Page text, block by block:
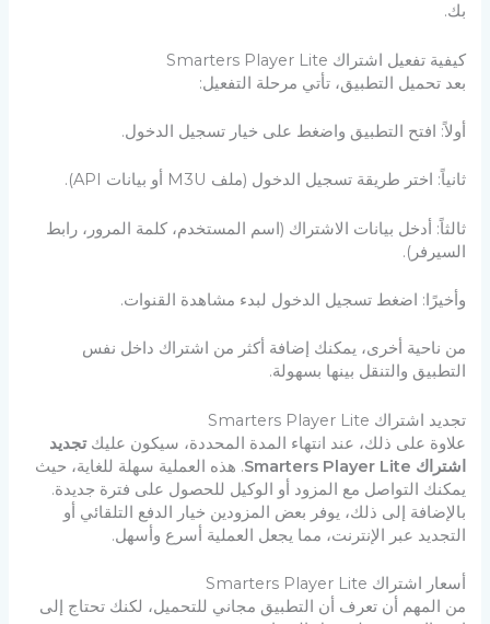
بك.
كيفية تفعيل اشتراك Smarters Player Lite
بعد تحميل التطبيق، تأتي مرحلة التفعيل:
أولاً: افتح التطبيق واضغط على خيار تسجيل الدخول.
ثانياً: اختر طريقة تسجيل الدخول (ملف M3U أو بيانات API).
ثالثاً: أدخل بيانات الاشتراك (اسم المستخدم، كلمة المرور، رابط
السيرفر).
وأخيرًا: اضغط تسجيل الدخول لبدء مشاهدة القنوات.
من ناحية أخرى، يمكنك إضافة أكثر من اشتراك داخل نفس
التطبيق والتنقل بينها بسهولة.
تجديد اشتراك Smarters Player Lite
علاوة على ذلك، عند انتهاء المدة المحددة، سيكون عليكتجديد
اشتراك Smarters Player Lite
. هذه العملية سهلة للغاية، حيث
يمكنك التواصل مع المزود أو الوكيل للحصول على فترة جديدة.
بالإضافة إلى ذلك، يوفر بعض المزودين خيار الدفع التلقائي أو
التجديد عبر الإنترنت، مما يجعل العملية أسرع وأسهل.
أسعار اشتراك Smarters Player Lite
من المهم أن تعرف أن التطبيق مجاني للتحميل، لكنك تحتاج إلى